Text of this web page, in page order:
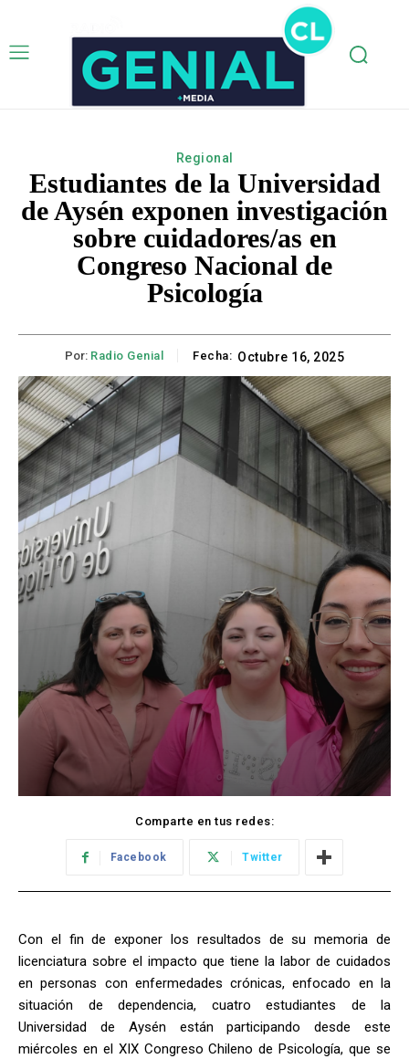
Regional
Estudiantes de la Universidad
de Aysén exponen investigación
sobre cuidadores/as en
Congreso Nacional de
Psicología
Por: Radio Genial Fecha: Octubre 16, 2025
Comparte en tus redes:
Facebook Twitter
Con el fin de exponer los resultados de su memoria de
licenciatura sobre el impacto que tiene la labor de cuidados
en personas con enfermedades crónicas, enfocado en la
situación de dependencia, cuatro estudiantes de la
Universidad de Aysén están participando desde este
miércoles en el XIX Congreso Chileno de Psicología, que se